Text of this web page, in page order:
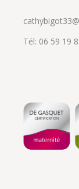
Tél: 06 59 19